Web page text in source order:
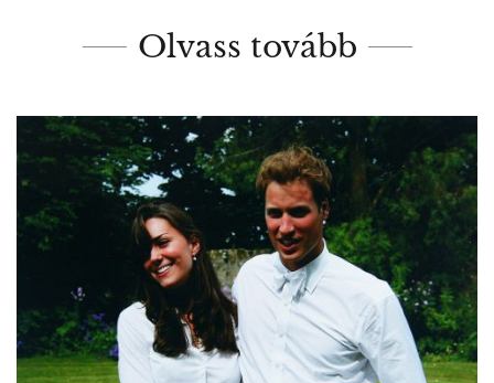
Olvass tovább